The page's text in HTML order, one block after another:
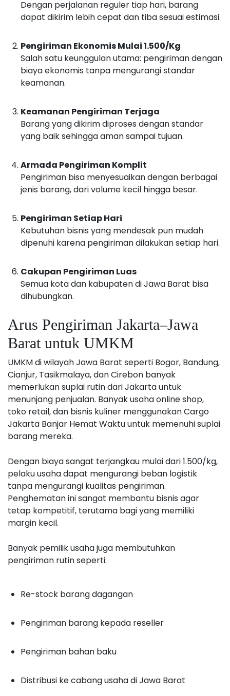
Dengan perjalanan reguler tiap hari, barang
dapat dikirim lebih cepat dan tiba sesuai estimasi.
Pengiriman Ekonomis Mulai 1.500/Kg
Salah satu keunggulan utama: pengiriman dengan
biaya ekonomis tanpa mengurangi standar
keamanan.
Keamanan Pengiriman Terjaga
Barang yang dikirim diproses dengan standar
yang baik sehingga aman sampai tujuan.
Armada Pengiriman Komplit
Pengiriman bisa menyesuaikan dengan berbagai
jenis barang, dari volume kecil hingga besar.
Pengiriman Setiap Hari
Kebutuhan bisnis yang mendesak pun mudah
dipenuhi karena pengiriman dilakukan setiap hari.
Cakupan Pengiriman Luas
Semua kota dan kabupaten di Jawa Barat bisa
dihubungkan.
Arus Pengiriman Jakarta–Jawa
Barat untuk UMKM
UMKM di wilayah Jawa Barat seperti Bogor, Bandung,
Cianjur, Tasikmalaya, dan Cirebon banyak
memerlukan suplai rutin dari Jakarta untuk
menunjang penjualan. Banyak usaha online shop,
toko retail, dan bisnis kuliner menggunakan Cargo
Jakarta Banjar Hemat Waktu untuk memenuhi suplai
barang mereka.
Dengan biaya sangat terjangkau mulai dari 1.500/kg,
pelaku usaha dapat mengurangi beban logistik
tanpa mengurangi kualitas pengiriman.
Penghematan ini sangat membantu bisnis agar
tetap kompetitif, terutama bagi yang memiliki
margin kecil.
Banyak pemilik usaha juga membutuhkan
pengiriman rutin seperti:
Re-stock barang dagangan
Pengiriman barang kepada reseller
Pengiriman bahan baku
Distribusi ke cabang usaha di Jawa Barat